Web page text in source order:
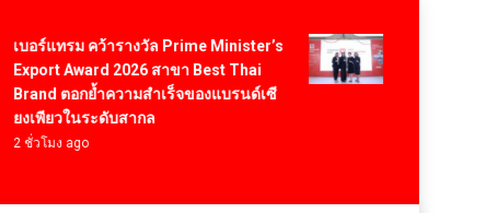
แทรม คว้ารางวัล Prime Minister’s
Award 2026 สาขา Best Thai
ตอกย้ำความสำเร็จของแบรนด์เซี
พียวในระดับสากล
โมง ago
Vitafoods Asia
สารสกัดไทย ชูงาน